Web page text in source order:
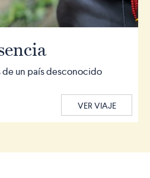
un país desconocido
VER VIAJE